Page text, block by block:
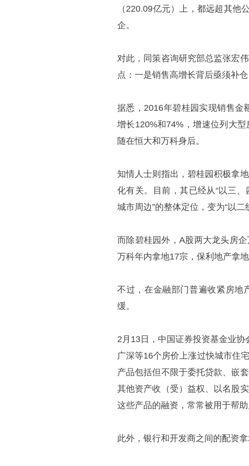
（220.09亿元）上，都远超其他
企。
对此，同策咨询研究部总监张宏
点：一是销售高增长背后亟须补
据悉，2016年碧桂园实现销售金
增长120%和74%，增速位列大
随在恒大和万科身后。
知情人士则指出，碧桂园积极拿
化有关。目前，其已经从“以三
城市周边”的整体定位，变为“以二
而除碧桂园外，A股两大龙头房
万科年内拿地17宗，保利地产拿
不过，在金融部门普遍收紧房地
缓。
2月13日，中国证券投资基金业
广深等16个房价上涨过快城市住
产品包括但不限于委托贷款、嵌
其他资产收（受）益权、以名股
这些产品的融资，常常被用于帮
此外，银行和开发商之间的配资